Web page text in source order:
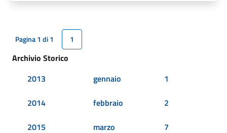
Pagina 1 di 1 1
Archivio Storico
2013
2014
2015
gennaio
febbraio
marzo
1
2
7